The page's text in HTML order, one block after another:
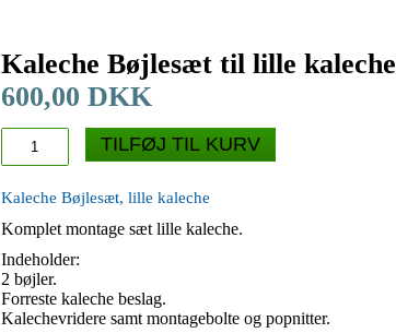
Kaleche Bøjlesæt til lille kaleche
600,00 DKK
TILFØJ TIL KURV
Kaleche Bøjlesæt, lille kaleche
Komplet montage sæt lille kaleche.
Indeholder:
2 bøjler.
Forreste kaleche beslag.
Kalechevridere samt montagebolte og popnitter.